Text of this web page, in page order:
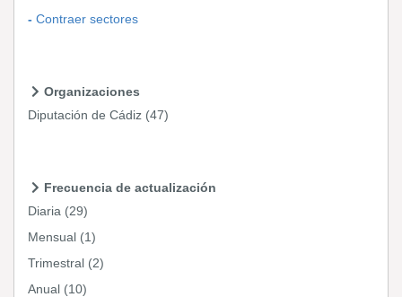
Contraer sectores
Organizaciones
Diputación de Cádiz (47)
Frecuencia de actualización
Diaria (29)
Mensual (1)
Trimestral (2)
Anual (10)